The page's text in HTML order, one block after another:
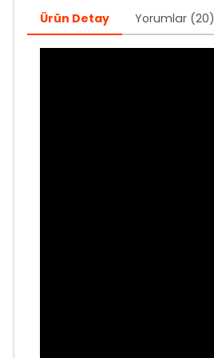
Ürün Detay Yorumlar (20)